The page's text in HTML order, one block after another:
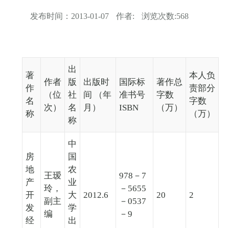
发布时间： 2013-01-07 作者: 浏览次数:568
著
作
名
称
作者
（位
次）
出
版
社
名
称
出版时
间 （年
月）
国际标
准书号
ISBN
著作总
字数
（万）
本人负
责部分
字数
（万）
房
地
产
开
发
经
王瑷
玲，
副主
编
中
国
农
业
大
学
出
2012.6
978－7
－5655
－0537
－9
20 2